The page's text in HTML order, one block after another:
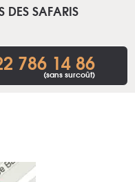
DES SAFARIS
786 14 86
(sans surcoût)